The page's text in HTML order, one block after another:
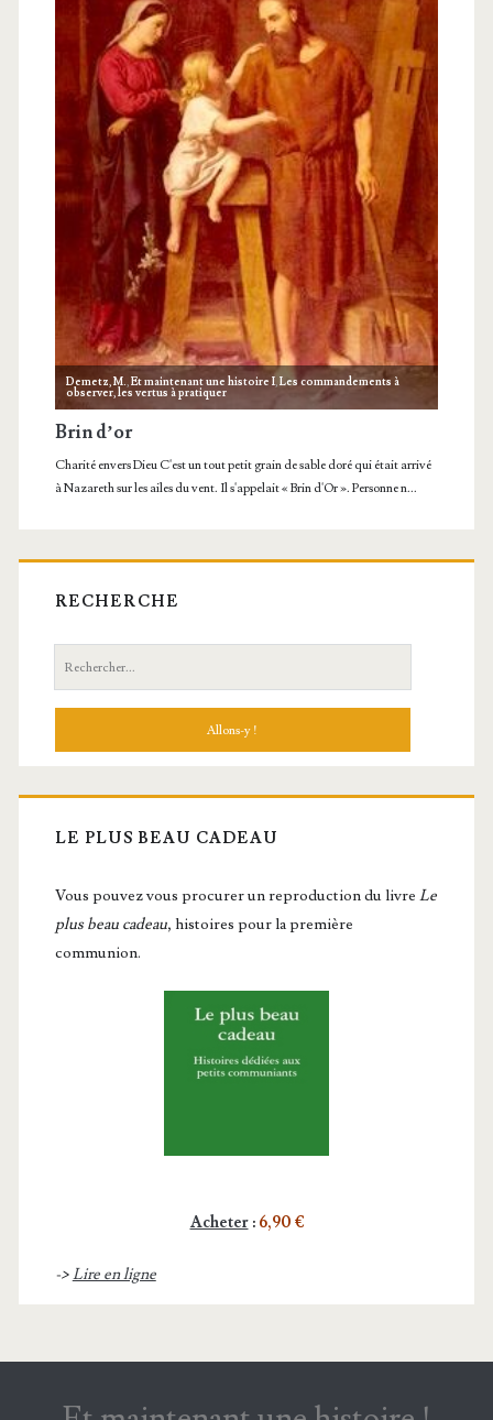
RECHERCHE
Recherche:
LE PLUS BEAU CADEAU
Vous pou­vez vous pro­cu­rer un repro­duc­tion du livre Le
plus beau cadeau, histoires pour la première
communion.
Acheter: 6,90 €
->Lire en ligne